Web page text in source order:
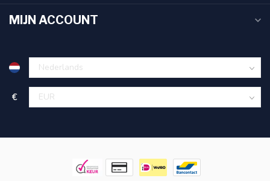
MIJN ACCOUNT
€